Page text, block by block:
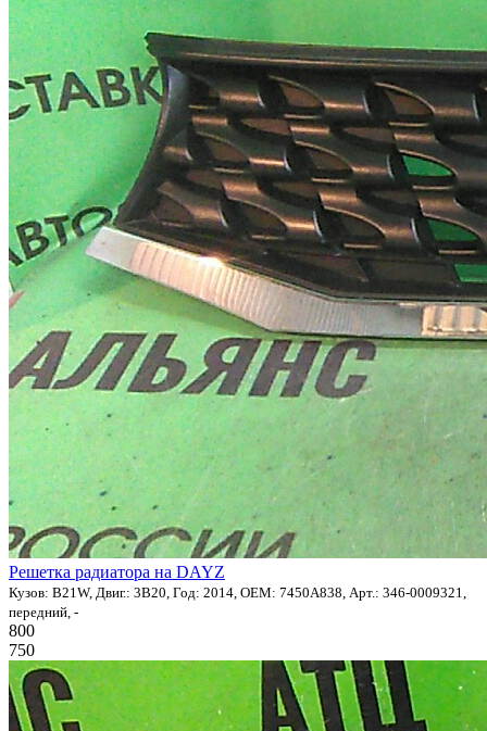
Решетка радиатора на DAYZ
Кузов: B21W, Двиг.: 3B20, Год: 2014, OEM: 7450A838, Арт.: 346-0009321,
передний, -
800
750